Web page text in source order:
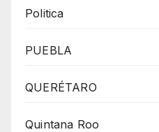
Politica
PUEBLA
QUERÉTARO
Quintana Roo